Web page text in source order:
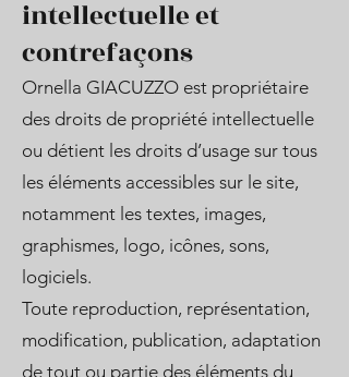
intellectuelle et
contrefaçons
Ornella GIACUZZO est propriétaire
des droits de propriété intellectuelle
ou détient les droits d’usage sur tous
les éléments accessibles sur le site,
notamment les textes, images,
graphismes, logo, icônes, sons,
logiciels.
Toute reproduction, représentation,
modification, publication, adaptation
de tout ou partie des éléments du